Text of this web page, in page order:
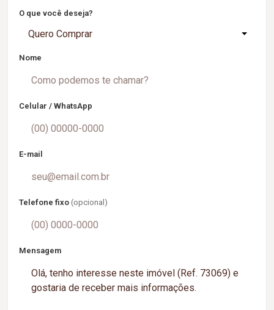
O que você deseja?
Quero Comprar
Nome
Celular / WhatsApp
E-mail
Telefone fixo (opcional)
Mensagem